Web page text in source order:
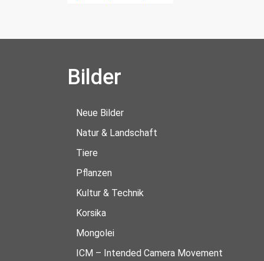
Bilder
Neue Bilder
Natur & Landschaft
Tiere
Pflanzen
Kultur & Technik
Korsika
Mongolei
ICM – Intended Camera Movement